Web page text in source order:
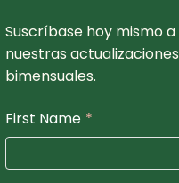
Suscríbase hoy mismo a
nuestras actualizaciones
bimensuales.
First Name *